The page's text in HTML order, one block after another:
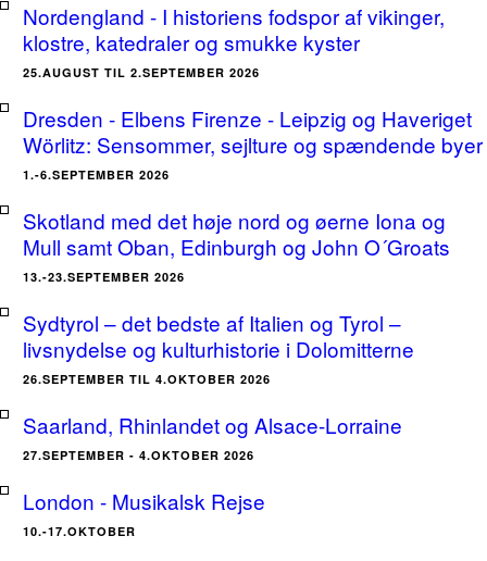
Nordengland - I historiens fodspor af vikinger,
klostre, katedraler og smukke kyster
25.AUGUST TIL 2.SEPTEMBER 2026
Dresden - Elbens Firenze - Leipzig og Haveriget
Wörlitz: Sensommer, sejlture og spændende byer
1.-6.SEPTEMBER 2026
Skotland med det høje nord og øerne Iona og
Mull samt Oban, Edinburgh og John O´Groats
13.-23.SEPTEMBER 2026
Sydtyrol – det bedste af Italien og Tyrol –
livsnydelse og kulturhistorie i Dolomitterne
26.SEPTEMBER TIL 4.OKTOBER 2026
Saarland, Rhinlandet og Alsace-Lorraine
27.SEPTEMBER - 4.OKTOBER 2026
London - Musikalsk Rejse
10.-17.OKTOBER